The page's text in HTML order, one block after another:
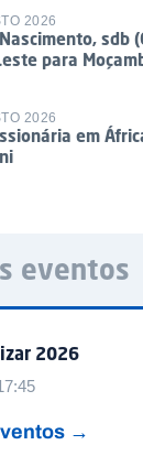
2026
sdb
para
2026
em
eventos
2026
→